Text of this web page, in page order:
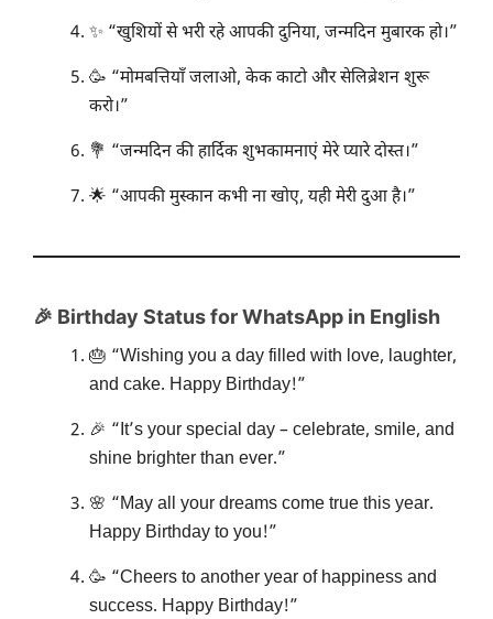
✨ “खुशियों से भरी रहे आपकी दुनिया, जन्मदिन मुबारक हो।”
🥳 “मोमबत्तियाँ जलाओ, केक काटो और सेलिब्रेशन शुरू
करो।”
💐 “जन्मदिन की हार्दिक शुभकामनाएं मेरे प्यारे दोस्त।”
🌟 “आपकी मुस्कान कभी ना खोए, यही मेरी दुआ है।”
🎉 Birthday Status for WhatsApp in English
🎂 “Wishing you a day filled with love, laughter,
and cake. Happy Birthday!”
🎉 “It’s your special day – celebrate, smile, and
shine brighter than ever.”
🌸 “May all your dreams come true this year.
Happy Birthday to you!”
🥳 “Cheers to another year of happiness and
success. Happy Birthday!”